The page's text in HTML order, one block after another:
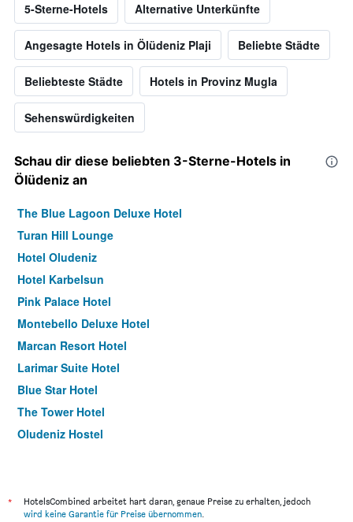
5-Sterne-Hotels Alternative Unterkünfte
Angesagte Hotels in Ölüdeniz Plaji Beliebte Städte
Beliebteste Städte Hotels in Provinz Mugla
Sehenswürdigkeiten
Schau dir diese beliebten 3-Sterne-Hotels in
Ölüdeniz an
The Blue Lagoon Deluxe Hotel
Turan Hill Lounge
Hotel Oludeniz
Hotel Karbelsun
Pink Palace Hotel
Montebello Deluxe Hotel
Marcan Resort Hotel
Larimar Suite Hotel
Blue Star Hotel
The Tower Hotel
Oludeniz Hostel
Bronze Hotel
*
HotelsCombined arbeitet hart daran, genaue Preise zu erhalten, jedoch
wird keine Garantie für Preise übernommen.